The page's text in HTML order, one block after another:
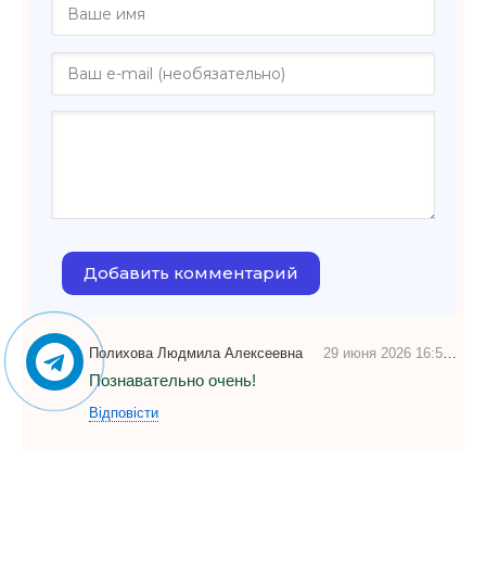
Добавить комментарий
П
Полихова Людмила Алексеевна 29 июня 2026 16:54
Познавательно очень!
Відповісти